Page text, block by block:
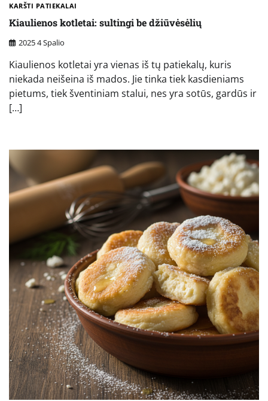
KARŠTI PATIEKALAI
Kiaulienos kotletai: sultingi be džiūvėsėlių
2025 4 Spalio
Kiaulienos kotletai yra vienas iš tų patiekalų, kuris
niekada neišeina iš mados. Jie tinka tiek kasdieniams
pietums, tiek šventiniam stalui, nes yra sotūs, gardūs ir
[…]